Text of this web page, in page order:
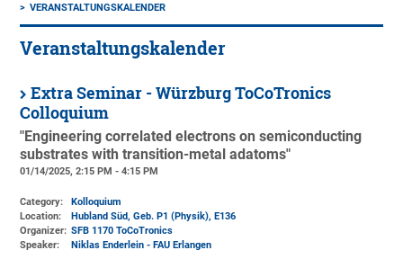
VERANSTALTUNGSKALENDER
Veranstaltungskalender
Extra Seminar - Würzburg ToCoTronics
Colloquium
"Engineering correlated electrons on semiconducting
substrates with transition-metal adatoms"
01/14/2025, 2:15 PM - 4:15 PM
Category:
Kolloquium
Location:
Hubland Süd, Geb. P1 (Physik), E136
Organizer: SFB 1170 ToCoTronics
Speaker:
Niklas Enderlein - FAU Erlangen